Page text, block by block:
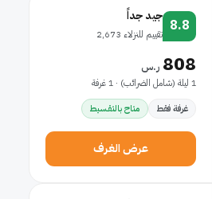
8.8
جيد جداً
تقييم للنزلاء 2,673
808 ر.س
1 ليلة (شامل الضرائب) · 1 غرفة
غرفة فقط
متاح بالتقسيط
عرض الغرف